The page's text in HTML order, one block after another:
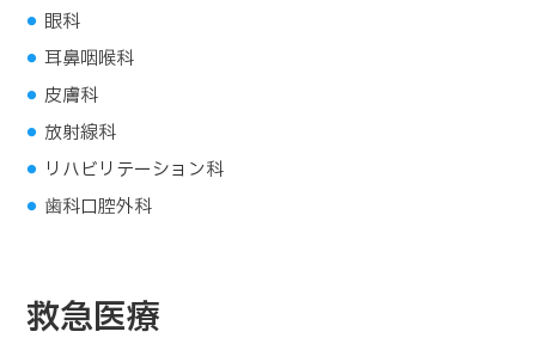
眼科
耳鼻咽喉科
皮膚科
放射線科
リハビリテーション科
歯科口腔外科
救急医療